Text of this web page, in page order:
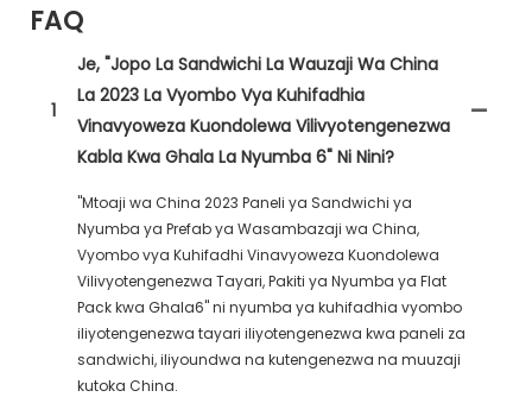
FAQ
1
Je, "Jopo La Sandwichi La Wauzaji Wa China
La 2023 La Vyombo Vya Kuhifadhia
Vinavyoweza Kuondolewa Vilivyotengenezwa
Kabla Kwa Ghala La Nyumba 6" Ni Nini?
"Mtoaji wa China 2023 Paneli ya Sandwichi ya
Nyumba ya Prefab ya Wasambazaji wa China,
Vyombo vya Kuhifadhi Vinavyoweza Kuondolewa
Vilivyotengenezwa Tayari, Pakiti ya Nyumba ya Flat
Pack kwa Ghala6" ni nyumba ya kuhifadhia vyombo
iliyotengenezwa tayari iliyotengenezwa kwa paneli za
sandwichi, iliyoundwa na kutengenezwa na muuzaji
kutoka China.